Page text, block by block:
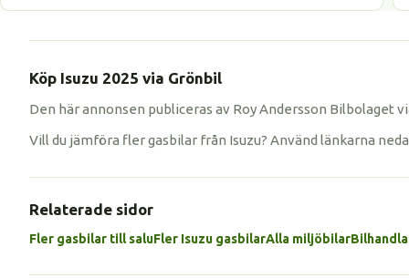
Köp Isuzu 2025 via Grönbil
Den här annonsen publiceras av Roy Andersson
Vill du jämföra fler gasbilar från Isuzu? Använd länkarna
Relaterade sidor
Fler gasbilar till saluFler Isuzu gasbilarAlla miljöbilar